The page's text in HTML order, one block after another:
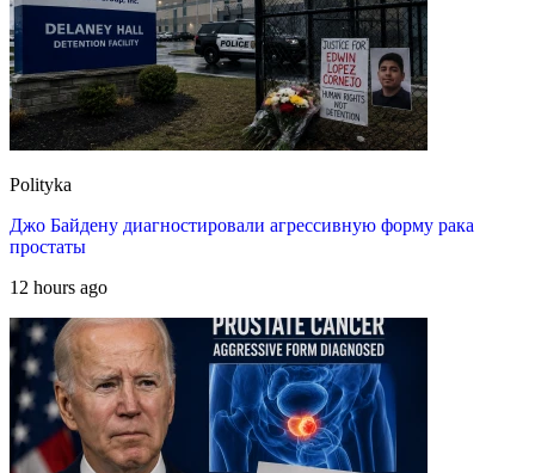
Polityka
Джо Байдену диагностировали агрессивную форму рака
простаты
12 hours ago